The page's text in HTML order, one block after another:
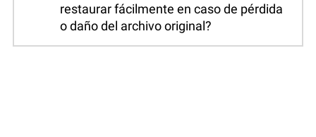
restaurar fácilmente en caso de pérdida
o daño del archivo original?